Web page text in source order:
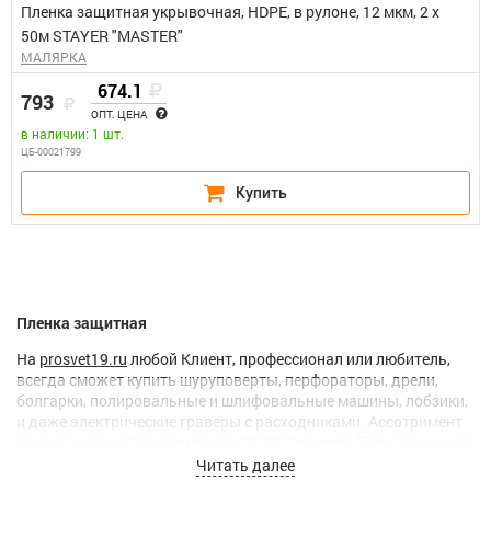
Пленка защитная укрывочная, HDPE, в рулоне, 12 мкм, 2 x
50м STAYER "MASTER"
МАЛЯРКА
793 674.1
ОПТ. ЦЕНА
в наличии: 1 шт.
ЦБ-00021799
Пленка защитная
На prosvet19.ru любой Клиент, профессионал или любитель,
всегда сможет купить шуруповерты, перфораторы, дрели,
болгарки, полировальные и шлифовальные машины, лобзики,
и даже электрические граверы с расходниками. Ассотримент
привезем его под заказ.
Читать далее